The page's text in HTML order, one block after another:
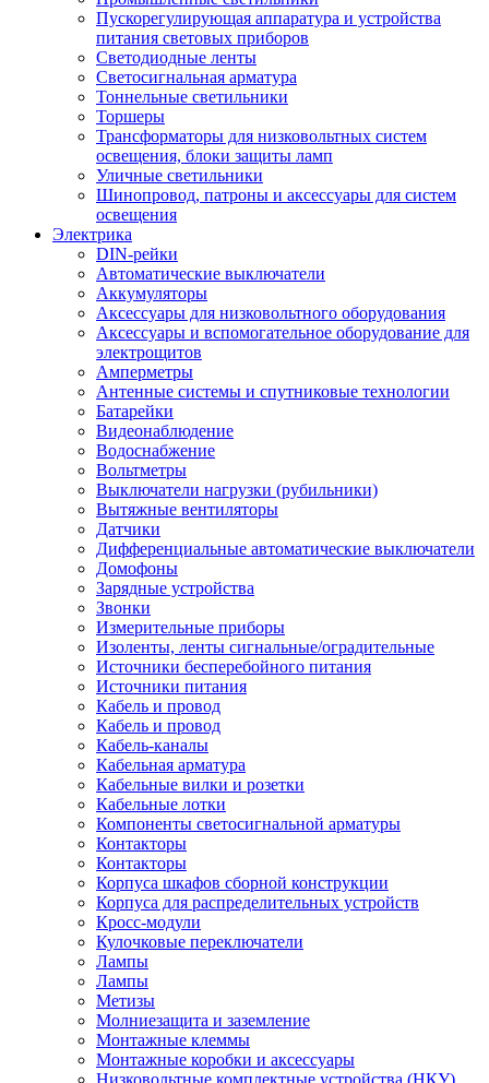
Пускорегулирующая аппаратура и устройства
питания световых приборов
Светодиодные ленты
Светосигнальная арматура
Тоннельные светильники
Торшеры
Трансформаторы для низковольтных систем
освещения, блоки защиты ламп
Уличные светильники
Шинопровод, патроны и аксессуары для систем
освещения
Электрика
DIN-рейки
Автоматические выключатели
Аккумуляторы
Аксессуары для низковольтного оборудования
Аксессуары и вспомогательное оборудование для
электрощитов
Амперметры
Антенные системы и спутниковые технологии
Батарейки
Видеонаблюдение
Водоснабжение
Вольтметры
Выключатели нагрузки (рубильники)
Вытяжные вентиляторы
Датчики
Дифференциальные автоматические выключатели
Домофоны
Зарядные устройства
Звонки
Измерительные приборы
Изоленты, ленты сигнальные/оградительные
Источники бесперебойного питания
Источники питания
Кабель и провод
Кабель и провод
Кабель-каналы
Кабельная арматура
Кабельные вилки и розетки
Кабельные лотки
Компоненты светосигнальной арматуры
Контакторы
Контакторы
Корпуса шкафов сборной конструкции
Корпуса для распределительных устройств
Кросс-модули
Кулочковые переключатели
Лампы
Лампы
Метизы
Молниезащита и заземление
Монтажные клеммы
Монтажные коробки и аксессуары
Низковольтные комплектные устройства (НКУ)